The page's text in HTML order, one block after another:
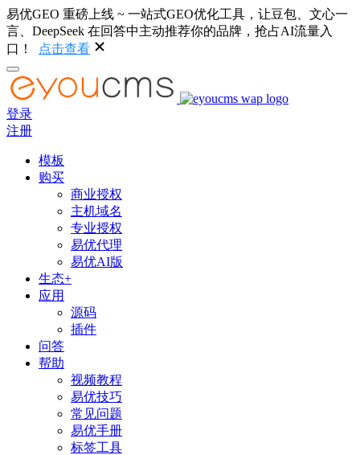
易优GEO 重磅上线 ~ 一站式GEO优化工具，让豆包、文心一
言、DeepSeek 在回答中主动推荐你的品牌，抢占AI流量入
口！
点击查看
登录
注册
模板
购买
商业授权
主机域名
专业授权
易优代理
易优AI版
生态+
应用
源码
插件
问答
帮助
视频教程
易优技巧
常见问题
易优手册
标签工具